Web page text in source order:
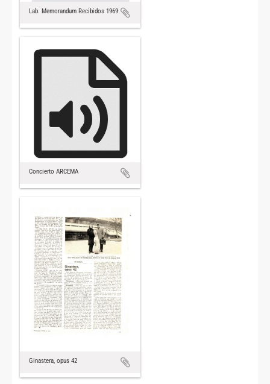
Lab. Memorandum Recibidos 1969
Concierto ARCEMA
Ginastera, opus 42